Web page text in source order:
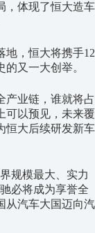
，体现了恒大造车
地，恒大将携手12
又一大创举。
产业链，谁就将占
可以预见，未来覆
恒大后续研发新车
规模最大、实力
必将成为享誉全
从汽车大国迈向汽